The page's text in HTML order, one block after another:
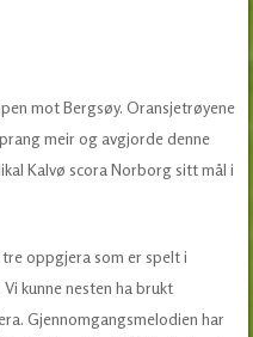
mot Bergsøy. Oransjetrøyene
meir og avgjorde denne
Kalvø scora Norborg sitt mål i
oppgjera som er spelt i
kunne nesten ha brukt
Gjennomgangsmelodien har